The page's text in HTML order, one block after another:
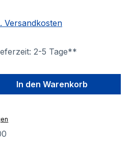
Versandkosten
2-5 Tage**
Gib den
In den Warenkorb